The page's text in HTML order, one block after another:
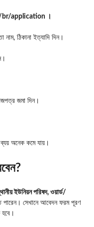
br/application ।
ঠিকানা ইত্যাদি দিন।
জমা দিন।
অনেক কমে যায়।
ইউনিয়ন পরিষদ, ওয়ার্ড/
পারেন। সেখানে আবেদন ফরম পূরণ
হবে।